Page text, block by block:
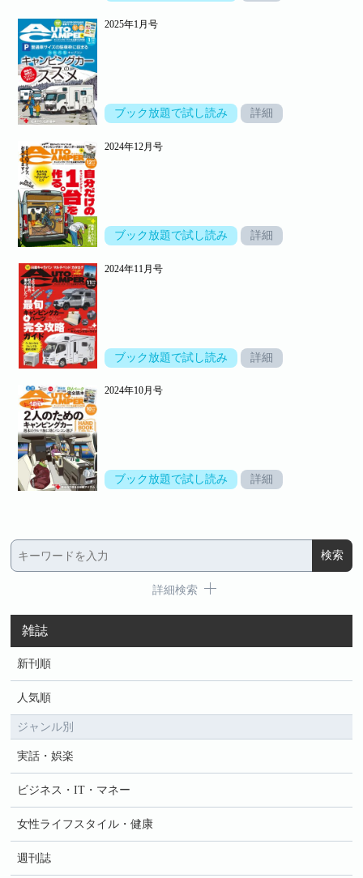
2025年1月号
ブック放題で試し読み 詳細
2024年12月号
ブック放題で試し読み 詳細
2024年11月号
ブック放題で試し読み 詳細
2024年10月号
ブック放題で試し読み 詳細
詳細検索
雑誌
新刊順
人気順
ジャンル別
実話・娯楽
ビジネス・IT・マネー
女性ライフスタイル・健康
週刊誌